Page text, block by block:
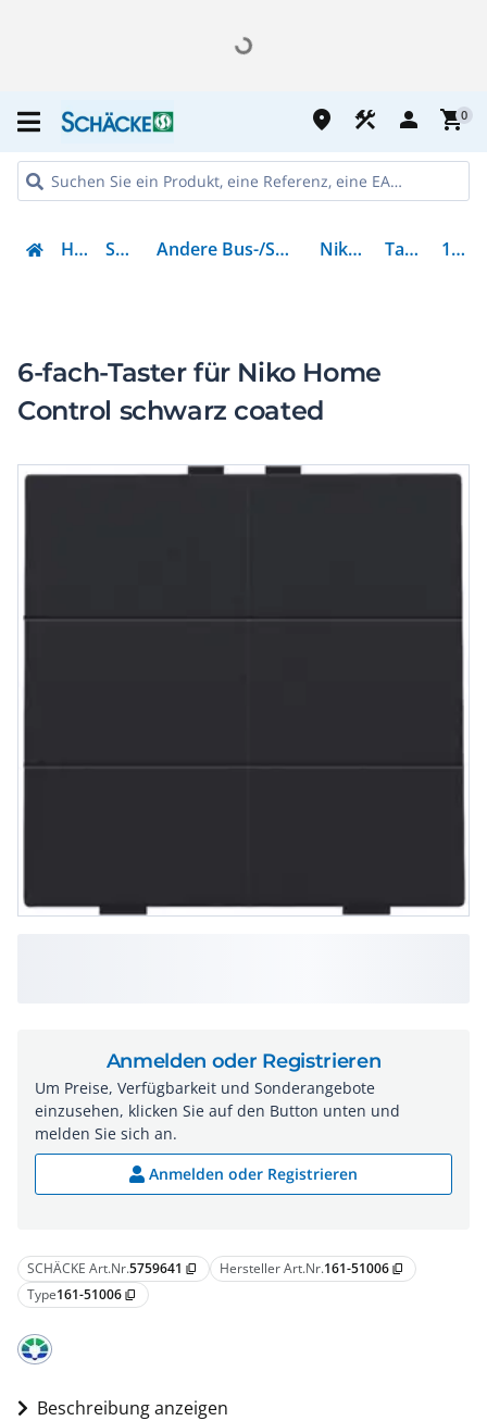
place construction person shopping_cart0
Haustechnik Smart Building Andere Bus-/Smart Home-/Smart Building-Systeme Niko Home Control Tastsensor NHC 161-51006
6-fach-Taster für Niko Home
Control schwarz coated
SCHÄCKE Art.Nr.5759641 content_copy Hersteller Art.Nr.161-51006 content_copy
Type161-51006 content_copy
Beschreibung anzeigen
Anmelden oder Registrieren
Um Preise, Verfügbarkeit und Sonderangebote
einzusehen, klicken Sie auf den Button unten und
melden Sie sich an.
Anmelden oder Registrieren